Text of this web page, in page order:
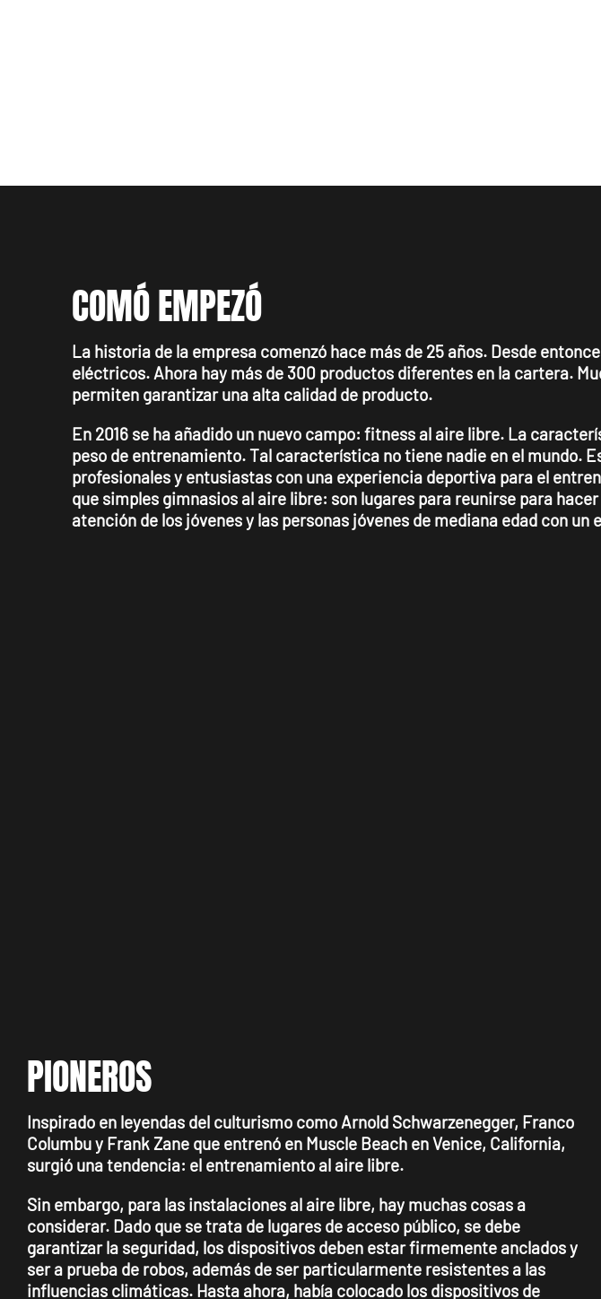
COMÓ EMPEZÓ
La historia de la empresa comenzó hace más de 25 años. Desde
eléctricos. Ahora hay más de 300 productos diferentes en la cartera.
permiten garantizar una alta calidad de producto.
En 2016 se ha añadido un nuevo campo: fitness al aire libre. La
peso de entrenamiento. Tal característica no tiene nadie en el mundo.
profesionales y entusiastas con una experiencia deportiva para el
que simples gimnasios al aire libre: son lugares para reunirse para
atención de los jóvenes y las personas jóvenes de mediana edad con un
PIONEROS
Inspirado en leyendas del culturismo como Arnold Schwarzenegger, Franco
Columbu y Frank Zane que entrenó en Muscle Beach en Venice, California,
surgió una tendencia: el entrenamiento al aire libre.
Sin embargo, para las instalaciones al aire libre, hay muchas cosas a
considerar. Dado que se trata de lugares de acceso público, se debe
garantizar la seguridad, los dispositivos deben estar firmemente anclados y
ser a prueba de robos, además de ser particularmente resistentes a las
influencias climáticas. Hasta ahora, había colocado los dispositivos de